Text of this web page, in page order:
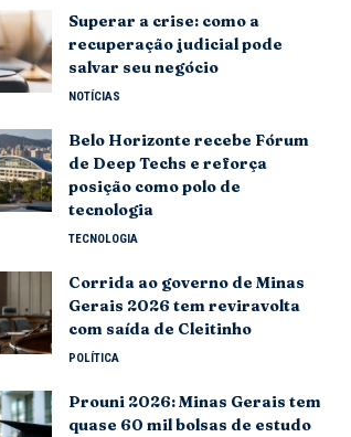
Superar a crise: como a
recuperação judicial pode
salvar seu negócio
NOTÍCIAS
Belo Horizonte recebe Fórum
de Deep Techs e reforça
posição como polo de
tecnologia
TECNOLOGIA
Corrida ao governo de Minas
Gerais 2026 tem reviravolta
com saída de Cleitinho
POLÍTICA
Prouni 2026: Minas Gerais tem
quase 60 mil bolsas de estudo